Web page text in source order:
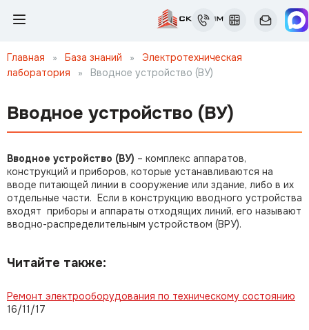
Главная » База знаний »
Электротехническая
лаборатория
» Вводное устройство (ВУ)
Вводное устройство (ВУ)
Вводное устройство (ВУ) – комплекс аппаратов,
конструкций и приборов, которые устанавливаются на
вводе питающей линии в сооружение или здание, либо в их
отдельные части. Если в конструкцию вводного устройства
входят приборы и аппараты отходящих линий, его называют
вводно-распределительным устройством (ВРУ).
Читайте также:
Ремонт электрооборудования по техническому состоянию
16/11/17